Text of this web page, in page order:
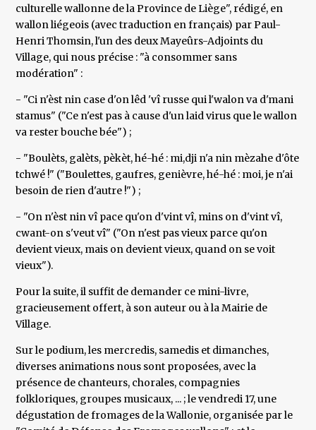
culturelle wallonne de la Province de Liège", rédigé, en
wallon liégeois (avec traduction en français) par Paul-
Henri Thomsin, l'un des deux Mayeûrs-Adjoints du
Village, qui nous précise : "à consommer sans
modération" :
- "Ci n'èst nin case d'on lêd 'vî russe qui l'walon va d'mani
stamus" ("Ce n'est pas à cause d'un laid virus que le wallon
va rester bouche bée") ;
- "Boulèts, galèts, pèkèt, hé-hé : mi,dji n'a nin mèzahe d'ôte
tchwé !" ("Boulettes, gaufres, genièvre, hé-hé : moi, je n'ai
besoin de rien d'autre !") ;
- "On n'èst nin vî pace qu'on d'vint vî, mins on d'vint vî,
cwant-on s'veut vî" ("On n'est pas vieux parce qu'on
devient vieux, mais on devient vieux, quand on se voit
vieux").
Pour la suite, il suffit de demander ce mini-livre,
gracieusement offert, à son auteur ou à la Mairie de
Village.
Sur le podium, les mercredis, samedis et dimanches,
diverses animations nous sont proposées, avec la
présence de chanteurs, chorales, compagnies
folkloriques, groupes musicaux, ... ; le vendredi 17, une
dégustation de fromages de la Wallonie, organisée par le